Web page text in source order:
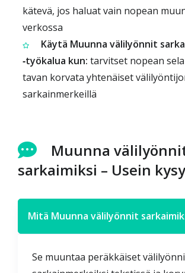
kätevä, jos haluat vain nopean
verkossa
Käytä Muunna välilyönnit
‑työkalua kun: tarvitset nopean
tavan korvata yhtenäiset
sarkainmerkeillä
Muunna
sarkaimiksi – Usein
Mitä Muunna välilyönnit
Se muuntaa peräkkäiset